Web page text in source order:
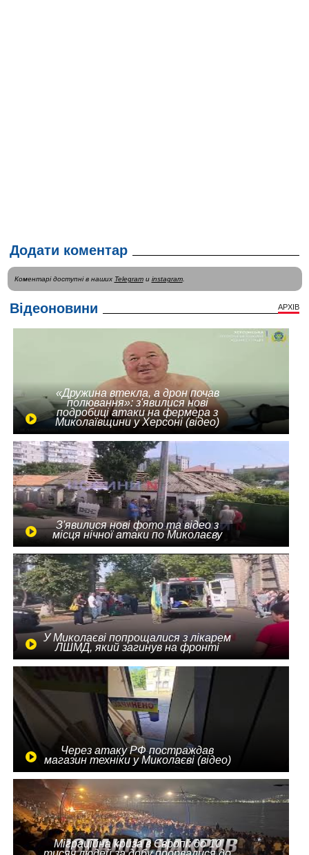
Додати коментар
Коментарі доступні в наших Telegramи instagram.
Відеоновини АРХІВ
«Дружина втекла, а дрон почав
полювання»: з'явилися нові
подробиці атаки на фермера з
Миколаївщини у Херсоні (відео)
З'явилися нові фото та відео з
місця нічної атаки по Миколаєву
У Миколаєві попрощалися з лікарем
ЛШМД, який загинув на фронті
Через атаку РФ постраждав
магазин техніки у Миколаєві (відео)
Міграційна криза в Європі: до 10